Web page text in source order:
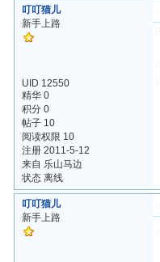
叮叮猫儿
新手上路
UID 12550
精华 0
积分 0
帖子 10
阅读权限 10
注册 2011-5-12
来自 乐山马边
状态 离线
叮叮猫儿
新手上路